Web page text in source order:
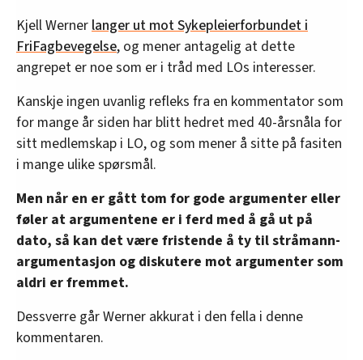
Kjell Werner langer ut mot Sykepleierforbundet i
FriFagbevegelse, og mener antagelig at dette
angrepet er noe som er i tråd med LOs interesser.
Kanskje ingen uvanlig refleks fra en kommentator som
for mange år siden har blitt hedret med 40-årsnåla for
sitt medlemskap i LO, og som mener å sitte på fasiten
i mange ulike spørsmål.
Men når en er gått tom for gode argumenter eller
føler at argumentene er i ferd med å gå ut på
dato, så kan det være fristende å ty til stråmann-
argumentasjon og diskutere mot argumenter som
aldri er fremmet.
Dessverre går Werner akkurat i den fella i denne
kommentaren.